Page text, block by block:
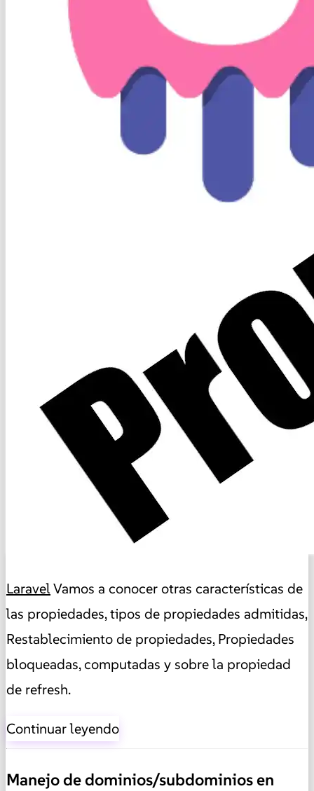
LaravelVamos a conocer otras características de
las propiedades, tipos de propiedades admitidas,
Restablecimiento de propiedades, Propiedades
bloqueadas, computadas y sobre la propiedad
de refresh.
Continuar leyendo
Manejo de dominios/subdominios en